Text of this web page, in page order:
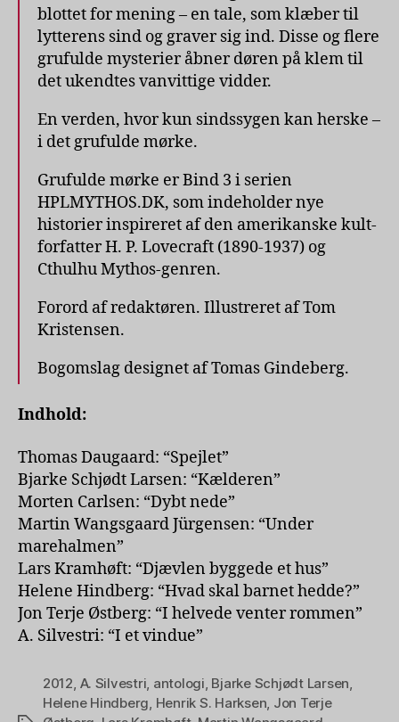
blottet for mening – en tale, som klæber til
lytterens sind og graver sig ind. Disse og flere
grufulde mysterier åbner døren på klem til
det ukendtes vanvittige vidder.
En verden, hvor kun sindssygen kan herske –
i det grufulde mørke.
Grufulde mørke er Bind 3 i serien
HPLMYTHOS.DK, som indeholder nye
historier inspireret af den amerikanske kult-
forfatter H. P. Lovecraft (1890-1937) og
Cthulhu Mythos-genren.
Forord af redaktøren. Illustreret af Tom
Kristensen.
Bogomslag designet af Tomas Gindeberg.
Indhold:
Thomas Daugaard: “Spejlet”
Bjarke Schjødt Larsen: “Kælderen”
Morten Carlsen: “Dybt nede”
Martin Wangsgaard Jürgensen: “Under
marehalmen”
Lars Kramhøft: “Djævlen byggede et hus”
Helene Hindberg: “Hvad skal barnet hedde?”
Jon Terje Østberg: “I helvede venter rommen”
A. Silvestri: “I et vindue”
2012 A. Silvestri antologi Bjarke Schjødt Larsen
Helene Hindberg Henrik S. Harksen Jon Terje